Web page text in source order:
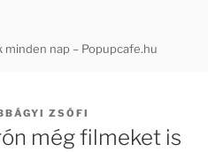
nap – Popupcafe.hu
ZSÓFI
még filmeket is